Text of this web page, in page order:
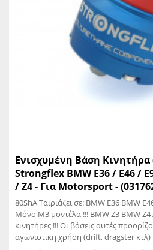
Ενισχυμένη Βάση
Strongflex BMW E36 / E46 /
/ Z4 - Για Motorsport -
80ShA Tαιριάζει σε: BMW E36 BMW
Μόνο M3 μοντέλα !!! BMW Z3 BMW Z4
κινητήρες !!! Οι βάσεις αυτές προορίζονται κατα βάση για
αγωνιστικη χρήση (drift, dragster κτλ) Πιθανόν να μεταφέρουν